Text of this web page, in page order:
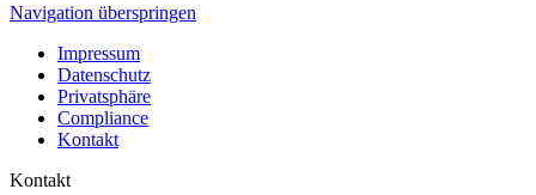
Navigation überspringen
Impressum
Datenschutz
Privatsphäre
Compliance
Kontakt
Kontakt